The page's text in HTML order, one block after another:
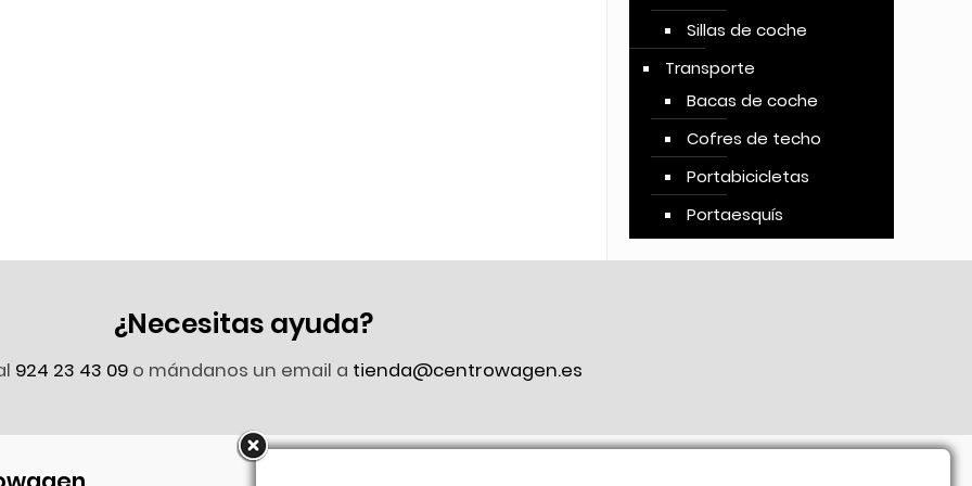
Sillas de coche
Transporte
Bacas de coche
Cofres de techo
Portabicicletas
Portaesquís
¿Necesitas ayuda?
924 23 43 09 o mándanos un email a tienda@centrowagen.es